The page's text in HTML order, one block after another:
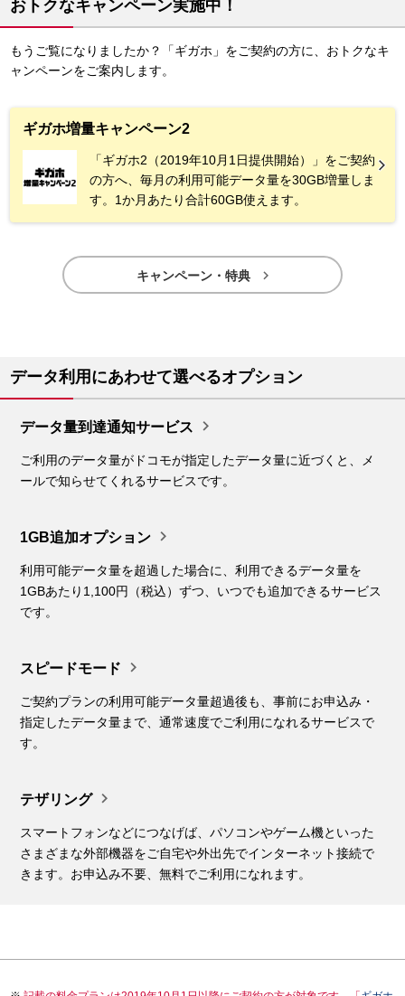
おトクなキャンペーン実施中！
もうご覧になりましたか？「ギガホ」をご契約の方に、おトクなキ
ャンペーンをご案内します。
ギガホ増量キャンペーン2
「ギガホ2（2019年10月1日提供開始）」をご契約
の方へ、毎月の利用可能データ量を30GB増量しま
す。1か月あたり合計60GB使えます。
キャンペーン・特典 
データ利用にあわせて選べるオプション
データ量到達通知サービス 
ご利用のデータ量がドコモが指定したデータ量に近づくと、メ
ールで知らせてくれるサービスです。
1GB追加オプション 
利用可能データ量を超過した場合に、利用できるデータ量を
1GBあたり1,100円（税込）ずつ、いつでも追加できるサービス
です。
スピードモード 
ご契約プランの利用可能データ量超過後も、事前にお申込み・
指定したデータ量まで、通常速度でご利用になれるサービスで
す。
テザリング 
スマートフォンなどにつなげば、パソコンやゲーム機といった
さまざまな外部機器をご自宅や外出先でインターネット接続で
きます。お申込み不要、無料でご利用になれます。